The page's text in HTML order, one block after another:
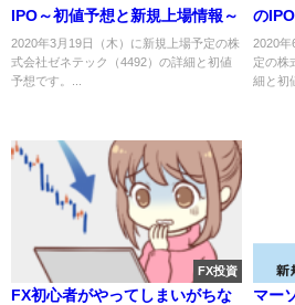
IPO～初値予想と新規上場情報～
2020年3月19日（木）に新規上場予定の株
式会社ゼネテック（4492）の詳細と初値
予想です。...
の
～
2020年
定の株
細と初
FX投資
FX初心者がやってしまいがちな
マー